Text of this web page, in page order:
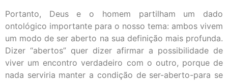
Portanto, Deus e o homem partilham um dado
ontológico importante para o nosso tema: ambos vivem
um modo de ser aberto na sua definição mais profunda.
Dizer “abertos” quer dizer afirmar a possibilidade de
viver um encontro verdadeiro com o outro, porque de
nada serviria manter a condição de ser-aberto-para se